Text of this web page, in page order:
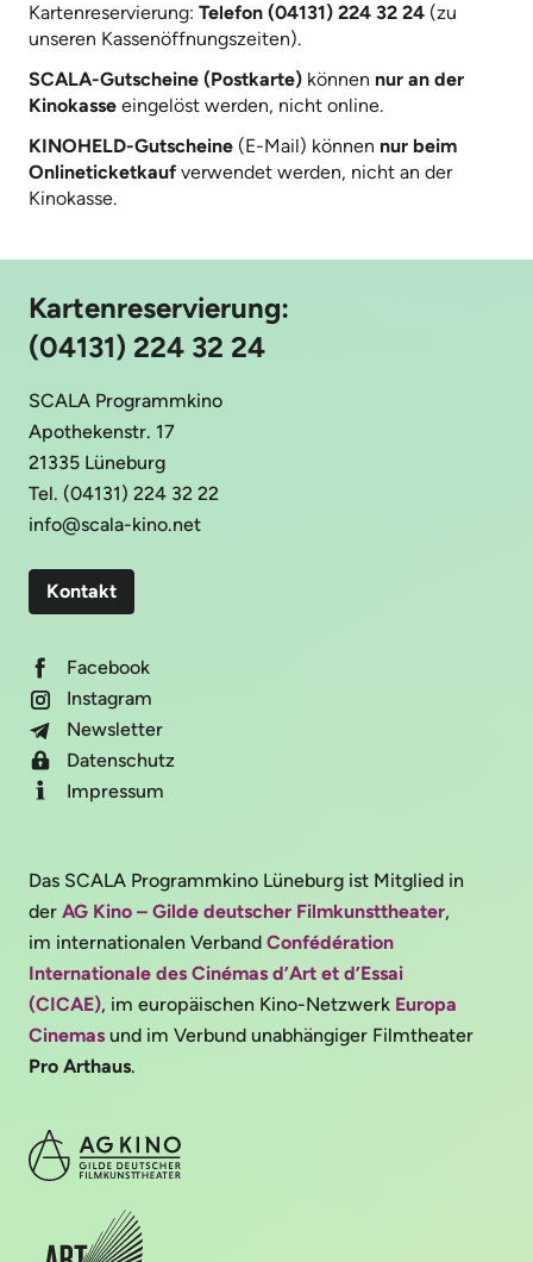
Kartenreservierung: Telefon (04131) 224 32 24 (zu
unseren Kassenöffnungszeiten).
SCALA-Gutscheine (Postkarte) können nur an der
Kinokasse eingelöst werden, nicht online.
KINOHELD-Gutscheine (E-Mail) können nur beim
Onlineticketkauf verwendet werden, nicht an der
Kinokasse.
Kartenreservierung:
(04131) 224 32 24
SCALA Programmkino
Apothekenstr. 17
21335 Lüneburg
Tel. (04131) 224 32 22
info@scala-kino.net
Kontakt
Facebook
Instagram
Newsletter
Datenschutz
Impressum
Das SCALA Programmkino Lüneburg ist Mitglied in
der AG Kino – Gilde deutscher Filmkunsttheater,
im internationalen Verband Confédération
Internationale des Cinémas d’Art et d’Essai
(CICAE), im europäischen Kino-Netzwerk Europa
Cinemas und im Verbund unabhängiger Filmtheater
Pro Arthaus.